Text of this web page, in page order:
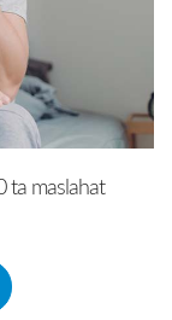
ta maslahat